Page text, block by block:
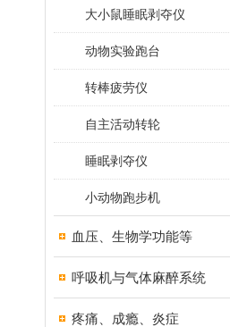
大小鼠睡眠剥夺仪
动物实验跑台
转棒疲劳仪
自主活动转轮
睡眠剥夺仪
小动物跑步机
血压、生物学功能等
呼吸机与气体麻醉系统
疼痛、成瘾、炎症